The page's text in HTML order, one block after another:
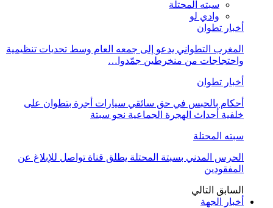
سبته المحتلة
وادي لو
أخبار تطوان
المغرب التطواني يدعو إلى جمعه العام وسط تحديات تنظيمية
واحتجاجات من منخرطين جمّدوا…
أخبار تطوان
أحكام بالحبس في حق سائقي سيارات أجرة بتطوان على
خلفية أحداث الهجرة الجماعية نحو سبتة
سبته المحتلة
الحرس المدني بسبتة المحتلة يطلق قناة تواصل للإبلاغ عن
المفقودين
السابق التالي
أخبار الجهة